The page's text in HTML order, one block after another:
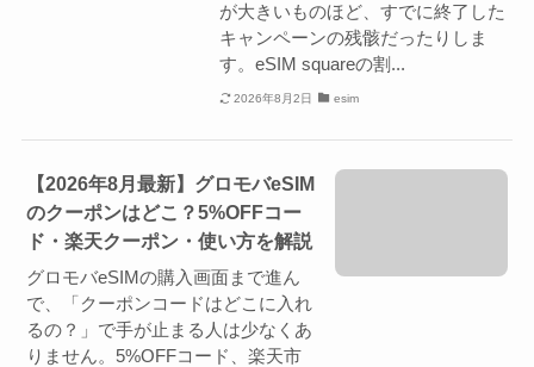
が大きいものほど、すでに終了した
キャンペーンの残骸だったりしま
す。eSIM squareの割...
2026年8月2日 esim
【2026年8月最新】グロモバeSIM
のクーポンはどこ？5%OFFコー
ド・楽天クーポン・使い方を解説
グロモバeSIMの購入画面まで進ん
で、「クーポンコードはどこに入れ
るの？」で手が止まる人は少なくあ
りません。5%OFFコード、楽天市